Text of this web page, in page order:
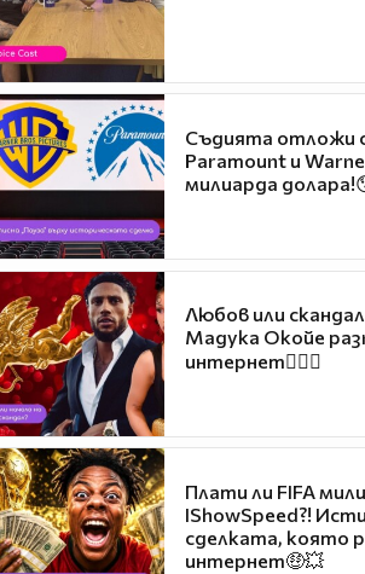
Съдията отложи
Paramount и
милиарда
Любов или
Мадука Окойе
интернет❤️‍🔥🔥
Плати ли FIFA
IShowSpeed?!
сделката, която
интернет🤑💥